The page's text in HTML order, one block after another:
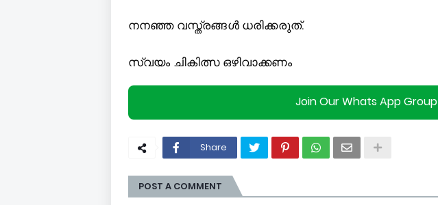
നനഞ്ഞ വസ്ത്രങ്ങള്‍ ധരിക്കരുത്.
സ്വയം ചികിത്സ ഒഴിവാക്കണം
Join Our Whats App Group
Share
POST A COMMENT